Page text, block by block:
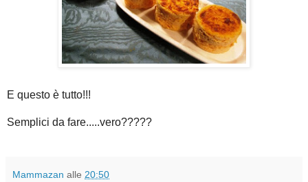
E questo è tutto!!!
Semplici da fare.....vero?????
Mammazan alle 20:50